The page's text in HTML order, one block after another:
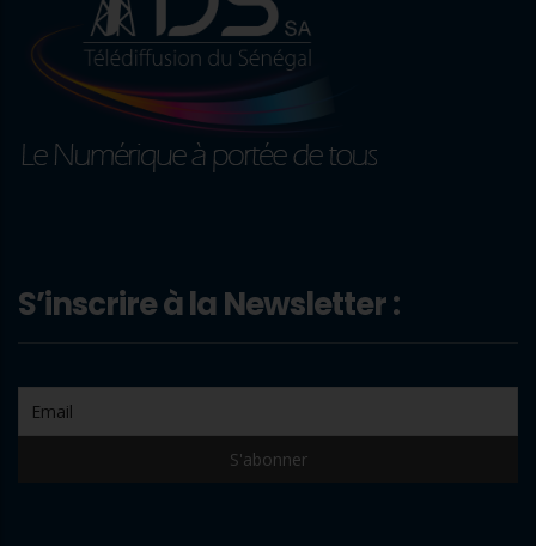
S’inscrire à la Newsletter :